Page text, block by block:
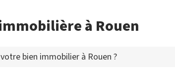
à Rouen
bien immobilier à Rouen ?